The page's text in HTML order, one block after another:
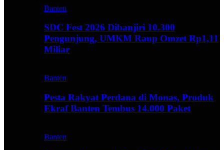
Banten
SDC Fest 2026 Dibanjiri 10.300
Pengunjung, UMKM Raup Omzet Rp1,11
Miliar
Banten
Pesta Rakyat Perdana di Monas, Produk
Ekraf Banten Tembus 14.000 Paket
Banten